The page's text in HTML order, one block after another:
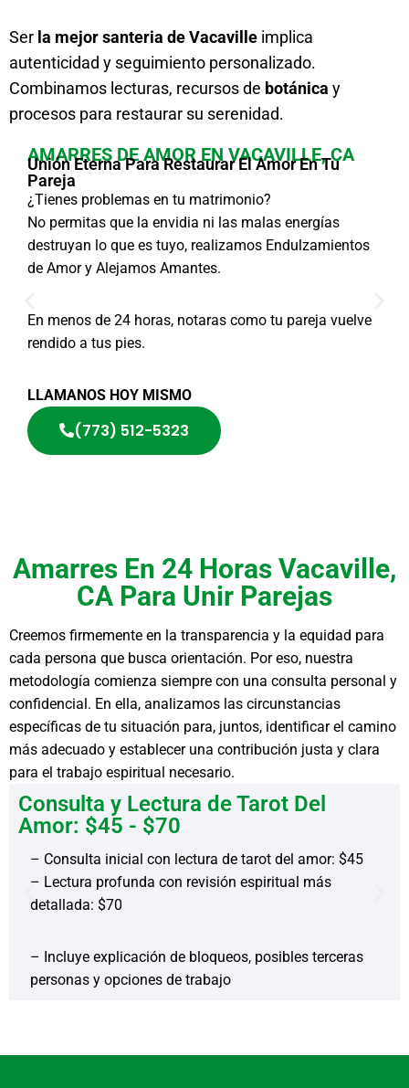
Ser la mejor santeria de Vacaville implica
autenticidad y seguimiento personalizado.
Combinamos lecturas, recursos de botánica y
procesos para restaurar su serenidad.
AMARRES DE AMOR EN VACAVILLE, CA
Unión Eterna Para Restaurar El Amor En Tu
Pareja
¿Tienes problemas en tu matrimonio?
No permitas que la envidia ni las malas energías
destruyan lo que es tuyo, realizamos Endulzamientos
de Amor y Alejamos Amantes.
En menos de 24 horas, notaras como tu pareja vuelve
rendido a tus pies.
LLAMANOS HOY MISMO
(773) 512-5323
Amarres En 24 Horas Vacaville,
CA Para Unir Parejas
Creemos firmemente en la transparencia y la equidad para
cada persona que busca orientación. Por eso, nuestra
metodología comienza siempre con una consulta personal y
confidencial. En ella, analizamos las circunstancias
específicas de tu situación para, juntos, identificar el camino
más adecuado y establecer una contribución justa y clara
para el trabajo espiritual necesario.
Consulta y Lectura de Tarot Del
Amor: $45 - $70
– Consulta inicial con lectura de tarot del amor: $45
– Lectura profunda con revisión espiritual más
detallada: $70
– Incluye explicación de bloqueos, posibles terceras
personas y opciones de trabajo